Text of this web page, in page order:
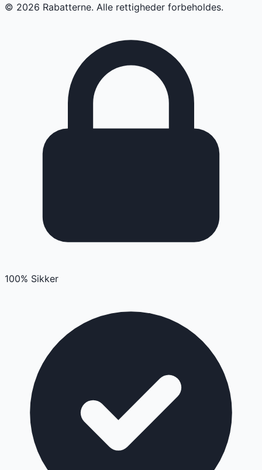
© 2026 Rabatterne. Alle rettigheder forbeholdes.
100% Sikker